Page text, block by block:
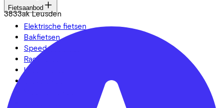
3833ak Leusden
Fietsaanbod
Elektrische fietsen
Bakfietsen
Speed pedelecs
Racefietsen
Urban fietsen